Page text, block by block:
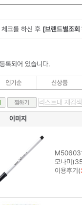
체크를 하신 후 [브랜드별조회
록되어 있습니다.
이미지
모나미
이용후기(